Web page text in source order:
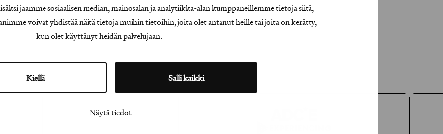
jaamme sosiaalisen median, mainosalan ja analytiikka-alan kumppaneillemme tietoja siitä,
voivat yhdistää näitä tietoja muihin tietoihin, joita olet antanut heille tai joita on kerätty,
kun olet käyttänyt heidän palvelujaan.
Kiellä Salli kaikki
Näytä tiedot